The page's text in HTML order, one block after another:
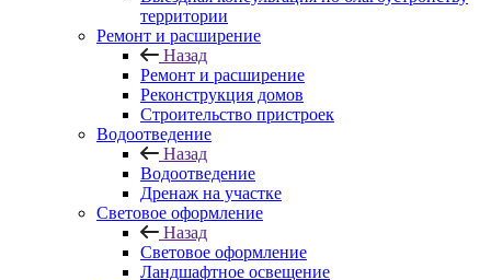
территории
Ремонт и расширение
Назад
Ремонт и расширение
Реконструкция домов
Строительство пристроек
Водоотведение
Назад
Водоотведение
Дренаж на участке
Световое оформление
Назад
Световое оформление
Ландшафтное освещение